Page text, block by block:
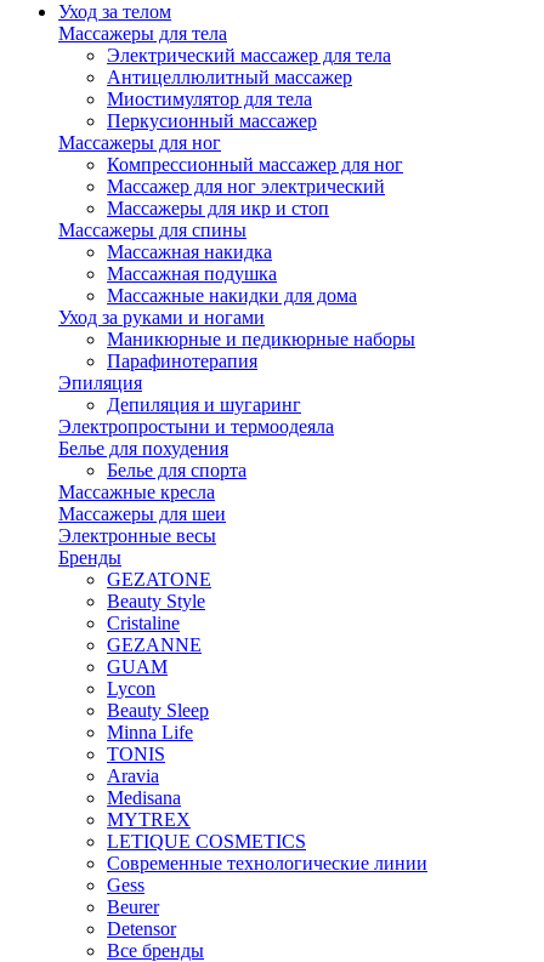
Уход за телом
Массажеры для тела
Электрический массажер для тела
Антицеллюлитный массажер
Миостимулятор для тела
Перкусионный массажер
Массажеры для ног
Компрессионный массажер для ног
Массажер для ног электрический
Массажеры для икр и стоп
Массажеры для спины
Массажная накидка
Массажная подушка
Массажные накидки для дома
Уход за руками и ногами
Маникюрные и педикюрные наборы
Парафинотерапия
Эпиляция
Депиляция и шугаринг
Электропростыни и термоодеяла
Белье для похудения
Белье для спорта
Массажные кресла
Массажеры для шеи
Электронные весы
Бренды
GEZATONE
Beauty Style
Cristaline
GEZANNE
GUAM
Lycon
Beauty Sleep
Minna Life
TONIS
Aravia
Medisana
MYTREX
LETIQUE COSMETICS
Современные технологические линии
Gess
Beurer
Detensor
Все бренды